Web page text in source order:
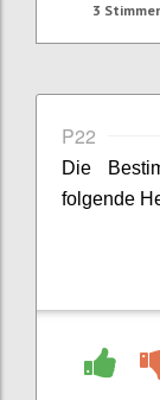
3
P22
Die
folgende